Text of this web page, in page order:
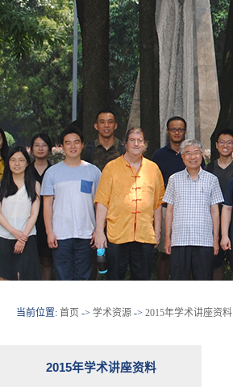
当前位置: 首页 -> 学术资源 -> 2015年学术讲座资料
2015年学术讲座资料